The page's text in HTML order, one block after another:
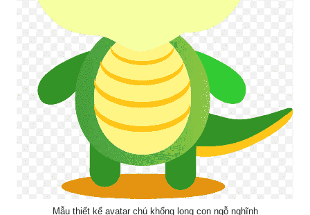
Mẫu thiết kế avatar chú khổng long con ngỗ nghĩnh